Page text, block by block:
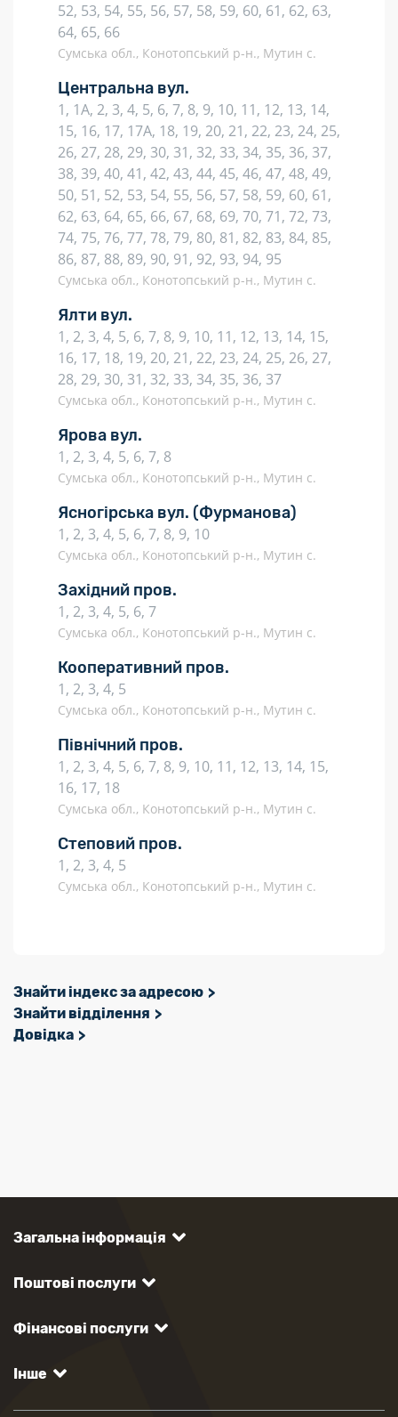
52, 53, 54, 55, 56, 57, 58, 59, 60, 61, 62, 63,
64, 65, 66
Сумська обл., Конотопський р-н., Мутин с.
Центральна вул.
1, 1А, 2, 3, 4, 5, 6, 7, 8, 9, 10, 11, 12, 13, 14,
15, 16, 17, 17А, 18, 19, 20, 21, 22, 23, 24, 25,
26, 27, 28, 29, 30, 31, 32, 33, 34, 35, 36, 37,
38, 39, 40, 41, 42, 43, 44, 45, 46, 47, 48, 49,
50, 51, 52, 53, 54, 55, 56, 57, 58, 59, 60, 61,
62, 63, 64, 65, 66, 67, 68, 69, 70, 71, 72, 73,
74, 75, 76, 77, 78, 79, 80, 81, 82, 83, 84, 85,
86, 87, 88, 89, 90, 91, 92, 93, 94, 95
Сумська обл., Конотопський р-н., Мутин с.
Ялти вул.
1, 2, 3, 4, 5, 6, 7, 8, 9, 10, 11, 12, 13, 14, 15,
16, 17, 18, 19, 20, 21, 22, 23, 24, 25, 26, 27,
28, 29, 30, 31, 32, 33, 34, 35, 36, 37
Сумська обл., Конотопський р-н., Мутин с.
Ярова вул.
1, 2, 3, 4, 5, 6, 7, 8
Сумська обл., Конотопський р-н., Мутин с.
Ясногірська вул. (Фурманова)
1, 2, 3, 4, 5, 6, 7, 8, 9, 10
Сумська обл., Конотопський р-н., Мутин с.
Західний пров.
1, 2, 3, 4, 5, 6, 7
Сумська обл., Конотопський р-н., Мутин с.
Кооперативний пров.
1, 2, 3, 4, 5
Сумська обл., Конотопський р-н., Мутин с.
Північний пров.
1, 2, 3, 4, 5, 6, 7, 8, 9, 10, 11, 12, 13, 14, 15,
16, 17, 18
Сумська обл., Конотопський р-н., Мутин с.
Степовий пров.
1, 2, 3, 4, 5
Сумська обл., Конотопський р-н., Мутин с.
Знайти індекс за адресою
Знайти відділення
Довідка
Загальна інформація
Поштові послуги
Фінансові послуги
Інше